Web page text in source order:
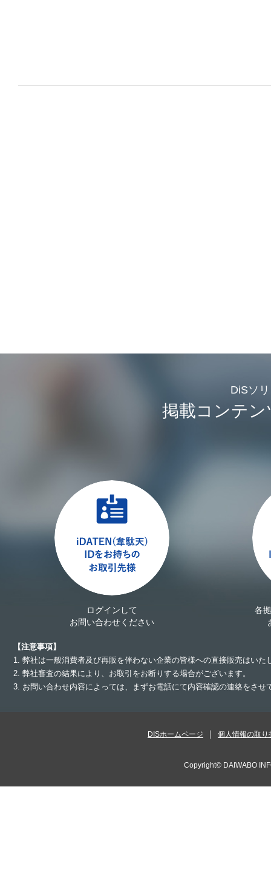
DiSソ
掲載コンテ
ログインして
お問い合わせください
各
【注意事項】
1. 弊社は一般消費者及び再販を伴わない企業の皆様への直接販売はいた
2. 弊社審査の結果により、お取引をお断りする場合がございます。
3. お問い合わせ内容によっては、まずお電話にて内容確認の連絡をさ
DISホームページ 個人情報の取り
Copyright© DAIWABO